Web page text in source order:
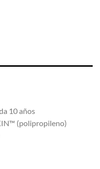
10 años
(polipropileno)